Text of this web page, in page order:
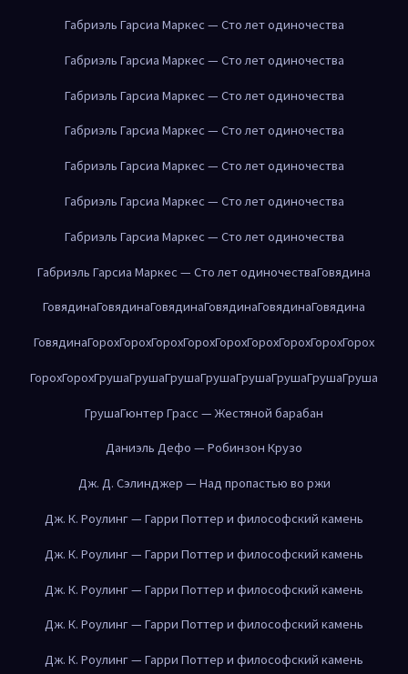
Габриэль Гарсиа Маркес — Сто лет одиночества
Габриэль Гарсиа Маркес — Сто лет одиночества
Габриэль Гарсиа Маркес — Сто лет одиночества
Габриэль Гарсиа Маркес — Сто лет одиночества
Габриэль Гарсиа Маркес — Сто лет одиночества
Габриэль Гарсиа Маркес — Сто лет одиночества
Габриэль Гарсиа Маркес — Сто лет одиночества
Габриэль Гарсиа Маркес — Сто лет одиночестваГовядина
ГовядинаГовядинаГовядинаГовядинаГовядинаГовядина
ГовядинаГорохГорохГорохГорохГорохГорохГорохГорохГорох
ГорохГорохГрушаГрушаГрушаГрушаГрушаГрушаГрушаГруша
ГрушаГюнтер Грасс — Жестяной барабан
Даниэль Дефо — Робинзон Крузо
Дж. Д. Сэлинджер — Над пропастью во ржи
Дж. К. Роулинг — Гарри Поттер и философский камень
Дж. К. Роулинг — Гарри Поттер и философский камень
Дж. К. Роулинг — Гарри Поттер и философский камень
Дж. К. Роулинг — Гарри Поттер и философский камень
Дж. К. Роулинг — Гарри Поттер и философский камень